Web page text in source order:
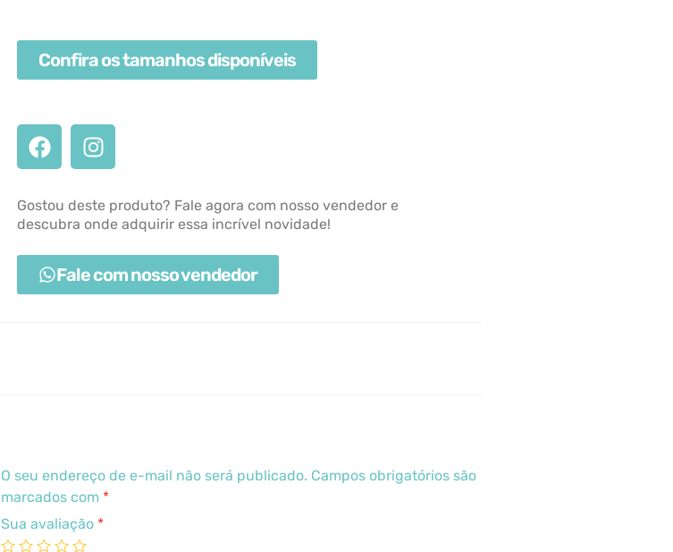
Confira os tamanhos disponíveis
Gostou deste produto? Fale agora com nosso vendedor e
descubra onde adquirir essa incrível novidade!
Fale com nosso vendedor
O seu endereço de e-mail não será publicado. Campos obrigatórios são
marcados com *
Sua avaliação *